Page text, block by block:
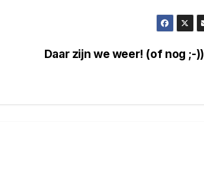
Daar zijn we weer! (of nog ;-))